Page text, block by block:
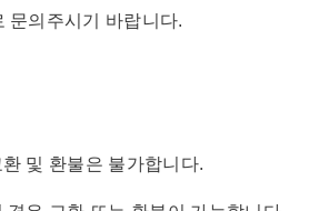
문의주시기 바랍니다.
및 환불은 불가합니다.